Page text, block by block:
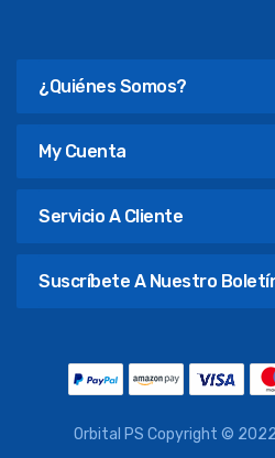
¿Quiénes Somos?
My Cuenta
Servicio A Cliente
Suscríbete A Nuestro
Orbital PS Copyright ©